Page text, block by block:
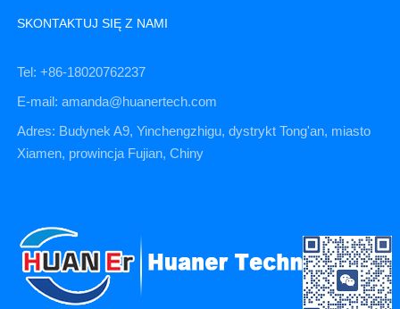
SKONTAKTUJ SIĘ Z NAMI
Tel: +86-18020762237
E-mail: amanda@huanertech.com
Adres: Budynek A9, Yinchengzhigu, dystrykt Tong'an, miasto
Xiamen, prowincja Fujian, Chiny